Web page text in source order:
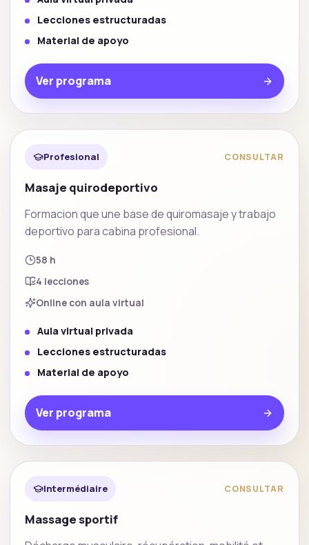
Lecciones estructuradas
Material de apoyo
Ver programa
Profesional CONSULTAR
Masaje quirodeportivo
Formacion que une base de quiromasaje y trabajo
deportivo para cabina profesional.
58 h
4 lecciones
Online con aula virtual
Aula virtual privada
Lecciones estructuradas
Material de apoyo
Ver programa
Intermédiaire CONSULTAR
Massage sportif